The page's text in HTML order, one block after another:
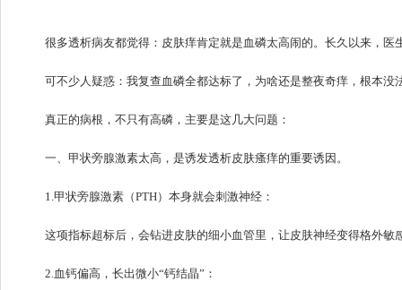
很多透析病友都觉得：皮肤痒肯定就是血磷太高闹的。长久以来，
可不少人疑惑：我复查血磷全都达标了，为啥还是整夜奇痒，根本没
真正的病根，不只有高磷，主要是这几大问题：
一、甲状旁腺激素太高，是诱发透析皮肤瘙痒的重要诱因。
1.甲状旁腺激素（PTH）本身就会刺激神经：
这项指标超标后，会钻进皮肤的细小血管里，让皮肤神经变得格外敏
2.血钙偏高，长出微小“钙结晶”：